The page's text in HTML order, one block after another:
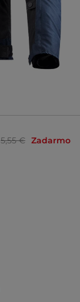
5,55 € Zadarmo